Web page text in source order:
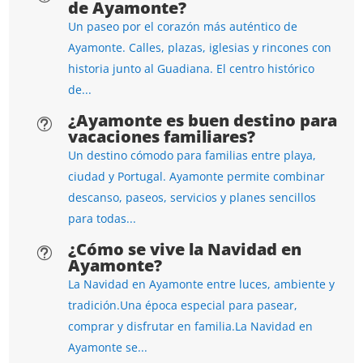
de Ayamonte?
Un paseo por el corazón más auténtico de
Ayamonte. Calles, plazas, iglesias y rincones con
historia junto al Guadiana. El centro histórico
de...
t ¿Ayamonte es buen destino para
vacaciones familiares?
Un destino cómodo para familias entre playa,
ciudad y Portugal. Ayamonte permite combinar
descanso, paseos, servicios y planes sencillos
para todas...
t ¿Cómo se vive la Navidad en
Ayamonte?
La Navidad en Ayamonte entre luces, ambiente y
tradición.Una época especial para pasear,
comprar y disfrutar en familia.La Navidad en
Ayamonte se...